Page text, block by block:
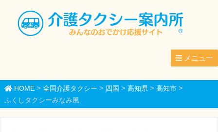
メニュー
HOME> 全国介護タクシー > 四国 > 高知県> 高知市>
ふくしタクシーみなみ風